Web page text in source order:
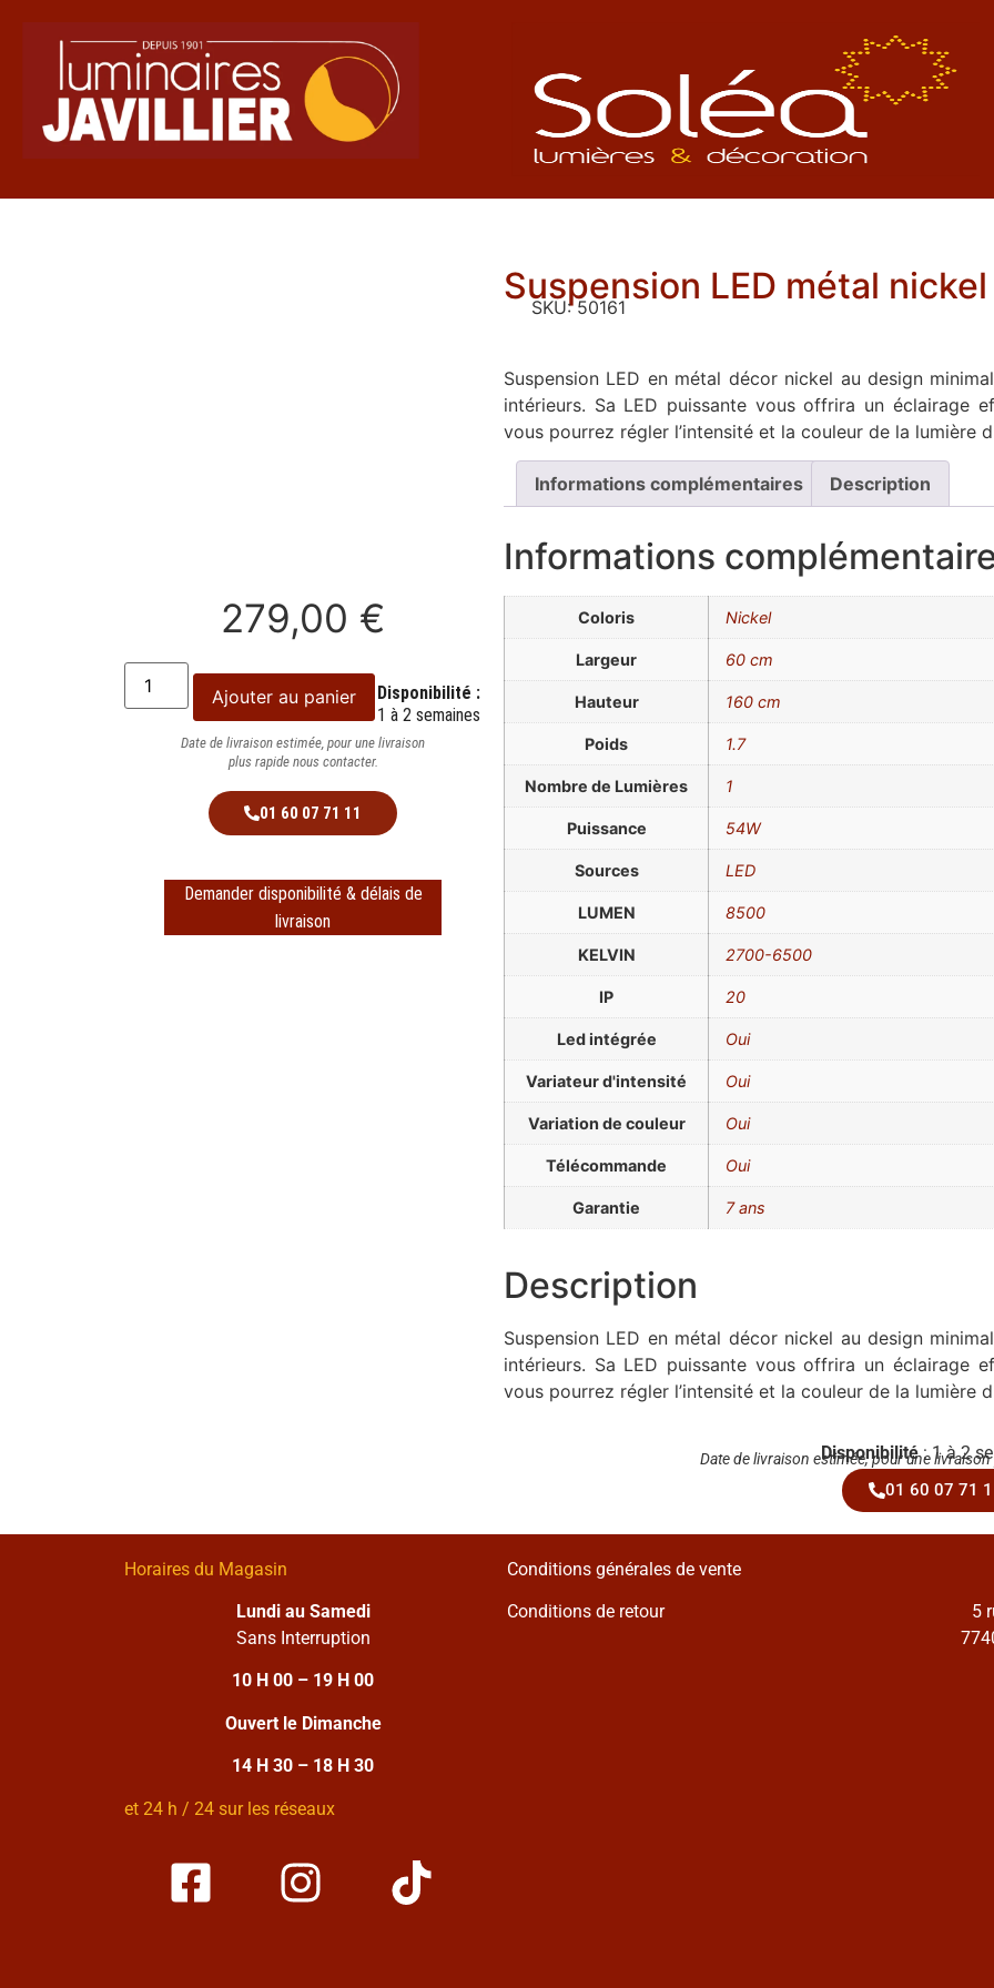
279,00 €
Ajouter au panier
Disponibilité :
1 à 2 semaines
Date de livraison estimée, pour une livraison
plus rapide nous contacter.
01 60 07 71 11
Demander disponibilité & délais de
livraison
Suspension LED métal nickel
SKU: 50161
Suspension LED en métal décor nickel au design
intérieurs. Sa LED puissante vous offrira un éclairage
vous pourrez régler l’intensité et la couleur de la lumière
Informations complémentaires Description
Informations
Coloris Nickel
Largeur 60 cm
Hauteur 160 cm
Poids 1.7
Nombre de Lumières 1
Puissance 54W
Sources LED
LUMEN 8500
KELVIN 2700-6500
IP 20
Led intégrée Oui
Variateur d'intensité Oui
Variation de couleur Oui
Télécommande Oui
Garantie 7 ans
Description
Suspension LED en métal décor nickel au design
intérieurs. Sa LED puissante vous offrira un éclairage
vous pourrez régler l’intensité et la couleur de la lumière
Disponibilité: 1 à 2
Date de livraison estimée, pour une
01 60 07 71
Horaires du Magasin
Lundi au Samedi
Sans Interruption
10 H 00 – 19 H 00
Ouvert le Dimanche
14 H 30 – 18 H 30
et 24 h / 24 sur les réseaux
Conditions générales de vente
Conditions de retour
5